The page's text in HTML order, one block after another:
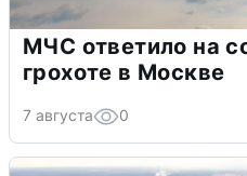
МЧС ответило на
грохоте в Москве
7 августа 0